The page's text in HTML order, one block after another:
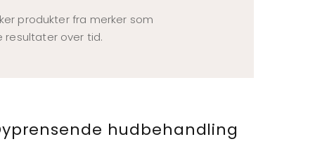
produkter fra merker som
resultater over tid.
hudbehandling